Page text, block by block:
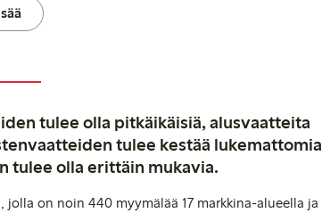
tulee olla pitkäikäisiä, alusvaatteita
tulee kestää lukemattomia
tulee olla erittäin mukavia.
on noin 440 myymälää 17 markkina-alueella ja